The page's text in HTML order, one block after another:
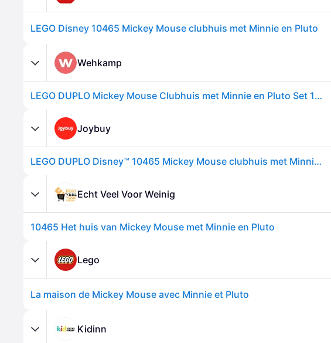
LEGO Disney 10465 Mickey Mouse clubhuis met Minnie en Pluto
Wehkamp
LEGO DUPLO Mickey Mouse Clubhuis met Minnie en Pluto Set 10465
Joybuy
LEGO DUPLO Disney™ 10465 Mickey Mouse clubhuis met Minnie en Pluto
Echt Veel Voor Weinig
10465 Het huis van Mickey Mouse met Minnie en Pluto
Lego
La maison de Mickey Mouse avec Minnie et Pluto
Kidinn